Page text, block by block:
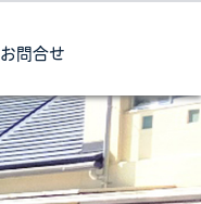
お問合せ